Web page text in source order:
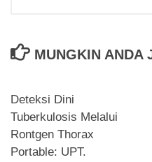
MUNGKIN ANDA
Deteksi Dini
Tuberkulosis Melalui
Rontgen Thorax
Portable: UPT.